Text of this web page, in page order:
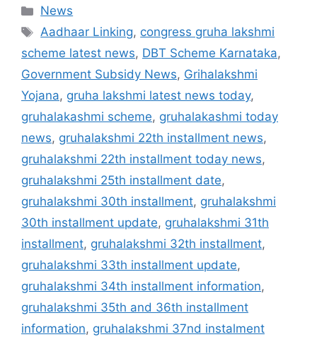
Categories
News
Tags
Aadhaar Linking, congress gruha lakshmi
scheme latest news, DBT Scheme Karnataka,
Government Subsidy News, Grihalakshmi
Yojana, gruha lakshmi latest news today,
gruhalakashmi scheme, gruhalakashmi today
news, gruhalakshmi 22th installment news,
gruhalakshmi 22th installment today news,
gruhalakshmi 25th installment date,
gruhalakshmi 30th installment, gruhalakshmi
30th installment update, gruhalakshmi 31th
installment, gruhalakshmi 32th installment,
gruhalakshmi 33th installment update,
gruhalakshmi 34th installment information,
gruhalakshmi 35th and 36th installment
information, gruhalakshmi 37nd instalment